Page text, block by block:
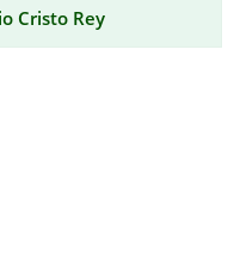
Cristo Rey